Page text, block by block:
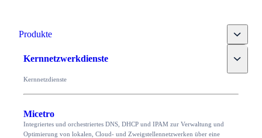
Produkte Toggle
Kernnetzwerkdienste Toggle
Kernnetzdienste
Micetro
Integriertes und orchestriertes DNS, DHCP und IPAM zur Verwaltung und
Optimierung von lokalen, Cloud- und Zweigstellennetzwerken über eine